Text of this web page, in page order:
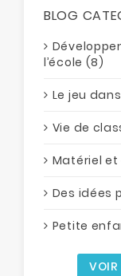
BLOG
l’école (8)
Le jeu
Vie de
Matériel
Des idées
Petite
VOIR